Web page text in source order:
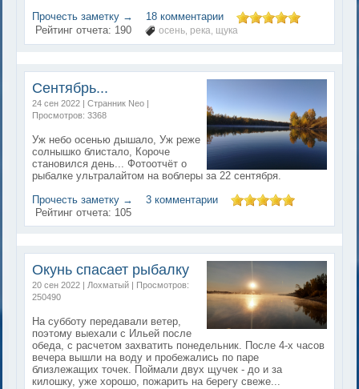
Прочесть заметку →
18 комментарии
Рейтинг отчета: 190 осень река щука
Сентябрь...
24 сен 2022 | Странник Neo |
Просмотров: 3368
Уж небо осенью дышало, Уж реже
солнышко блистало, Короче
становился день... Фотоотчёт о
рыбалке ультралайтом на воблеры за 22 сентября.
Прочесть заметку →
3 комментарии
Рейтинг отчета: 105
Окунь спасает рыбалку
20 сен 2022 | Лохматый | Просмотров:
250490
На субботу передавали ветер,
поэтому выехали с Ильей после
обеда, с расчетом захватить понедельник. После 4-х часов
вечера вышли на воду и пробежались по паре
близлежащих точек. Поймали двух щучек - до и за
килошку, уже хорошо, пожарить на берегу свеже...